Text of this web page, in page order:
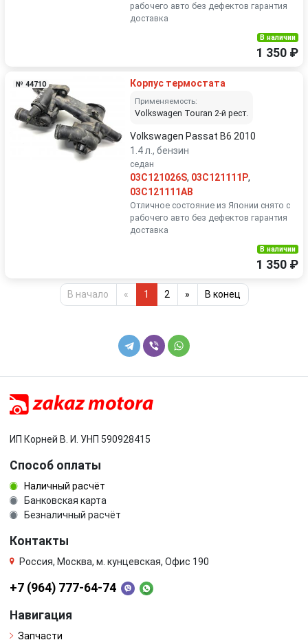
рабочего авто без дефектов гарантия
доставка
В наличии
1 350 ₽
№ 44710 Корпус термостата
Применяемость:
Volkswagen Touran 2-й рест.
Volkswagen Passat B6 2010
1.4 л., бензин
седан
03C121026S, 03C121111P,
03C121111AB
Отличное состояние из Японии снято с
рабочего авто без дефектов гарантия
доставка
В наличии
1 350 ₽
В начало « 1 2 » В конец
ИП Корней В. И. УНП 590928415
Способ оплаты
Наличный расчёт
Банковская карта
Безналичный расчёт
Контакты
Россия, Москва, м. кунцевская, Офис 190
+7 (964) 777-64-74
Навигация
Запчасти